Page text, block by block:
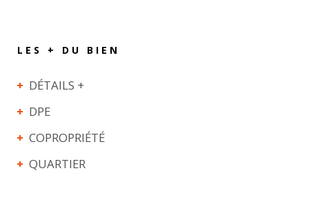
LES + DU BIEN
DÉTAILS +
DPE
COPROPRIÉTÉ
QUARTIER